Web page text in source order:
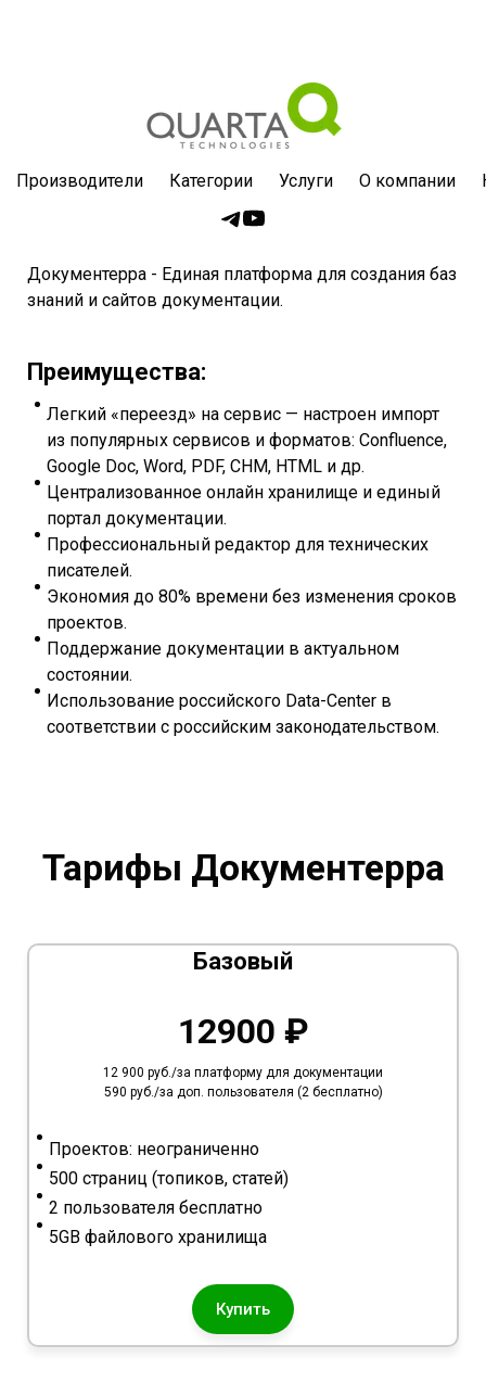
Производители Категории Услуги О компании
Документерра - Единая платформа для создания баз
знаний и сайтов документации.
Преимущества:
Легкий «переезд» на сервис — настроен импорт
из популярных сервисов и форматов: Confluence,
Google Doc, Word, PDF, CHM, HTML и др.
Централизованное онлайн хранилище и единый
портал документации.
Профессиональный редактор для технических
писателей.
Экономия до 80% времени без изменения сроков
проектов.
Поддержание документации в актуальном
состоянии.
Использование российского Data-Сenter в
соответствии с российским законодательством.
Тарифы Документерра
Базовый
12900 ₽
12 900 руб./за платформу для документации
590 руб./за доп. пользователя (2 бесплатно)
Проектов: неограниченно
500 страниц (топиков, статей)
2 пользователя бесплатно
5GB файлового хранилища
Купить